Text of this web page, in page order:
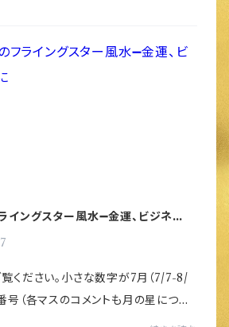
イングスター風水➖金運、ビジネス運
ください。小さな数字が7月（7/7-8/
号（各マスのコメントも月の星につい
大きな数字は2024年の星周りです。南